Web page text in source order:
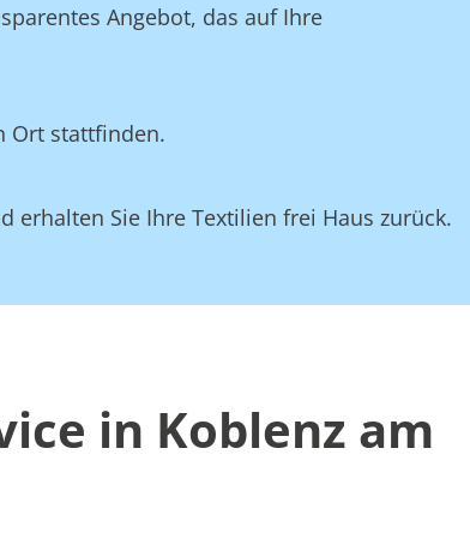
Angebot, das auf Ihre
Ort stattfinden.
erhalten Sie Ihre Textilien frei Haus zurück.
in Koblenz am